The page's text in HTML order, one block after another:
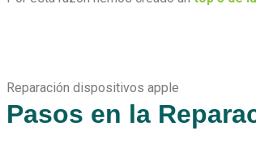
Reparación dispositivos apple
Pasos en la